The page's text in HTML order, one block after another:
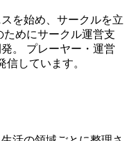
を始め、サークルを立
めにサークル運営支
。 プレーヤー・運営
しています。